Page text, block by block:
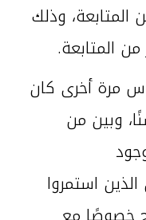
المتابعة، وذلك
مرة أخرى كان
وبين من
الذين استمروا